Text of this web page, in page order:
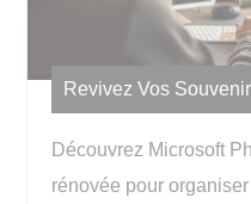
Revivez Vos
Découvrez Microsoft
rénovée pour